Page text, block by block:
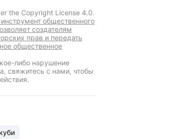
the Copyright License 4.0.
общественного
создателям
прав и передать
общественное
либо нарушение
свяжитесь с нами, чтобы